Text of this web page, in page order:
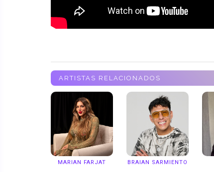
ARTISTAS RELACIONADOS
MARIAN FARJAT BRAIAN SARMIENTO